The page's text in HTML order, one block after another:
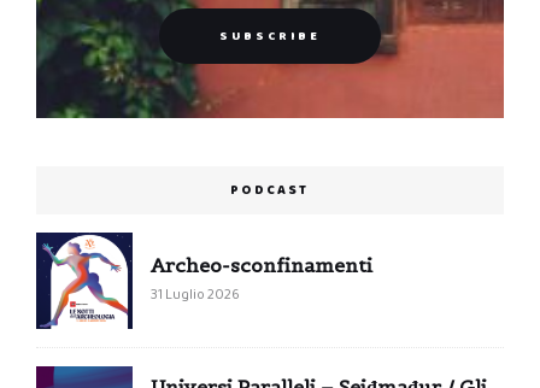
PODCAST
Archeo-sconfinamenti
31 Luglio 2026